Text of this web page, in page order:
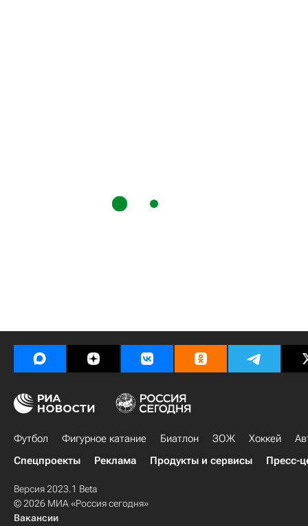
Футбол Фигурное катание Биатлон ЗОЖ Хоккей
Спецпроекты
Реклама Продукты и сервисы Пресс-
Версия 2023.1 Beta
© 2026 МИА «Россия сегодня»
Вакансии